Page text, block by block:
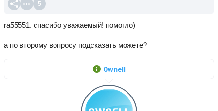
5
ra55551, спасибо уважаемый! помогло)
а по второму вопросу подсказать можете?
0wnell